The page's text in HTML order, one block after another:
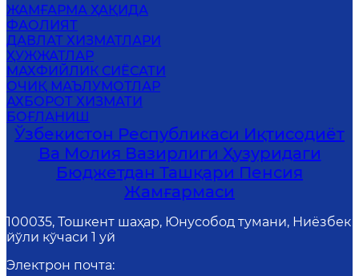
ЖАМҒАРМА ҲАҚИДА
ФАОЛИЯТ
ДАВЛАТ ХИЗМАТЛАРИ
ҲУЖЖАТЛАР
MАХФИЙЛИК СИЁСАТИ
ОЧИҚ МАЪЛУМОТЛАР
АХБОРОТ ХИЗМАТИ
БОҒЛАНИШ
Ўзбекистон Республикаси Иқтисодиёт
Ва Молия Вазирлиги Ҳузуридаги
Бюджетдан Ташқари Пенсия
Жамғармаси
100035, Тошкент шаҳар, Юнусобод тумани, Ниёзбек
йўли кўчаси 1 уй
Электрон почта: